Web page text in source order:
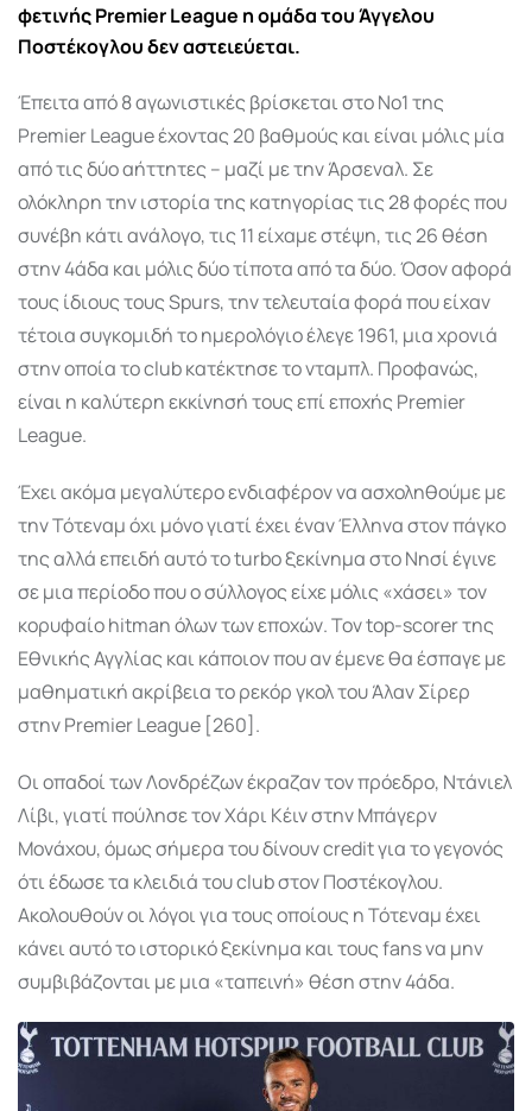
φετινής Premier League η ομάδα του Άγγελου
Ποστέκογλου δεν αστειεύεται.
Έπειτα από 8 αγωνιστικές βρίσκεται στο Νο1 της
Premier League έχοντας 20 βαθμούς και είναι μόλις μία
από τις δύο αήττητες – μαζί με την Άρσεναλ. Σε
ολόκληρη την ιστορία της κατηγορίας τις 28 φορές που
συνέβη κάτι ανάλογο, τις 11 είχαμε στέψη, τις 26 θέση
στην 4άδα και μόλις δύο τίποτα από τα δύο. Όσον αφορά
τους ίδιους τους Spurs, την τελευταία φορά που είχαν
τέτοια συγκομιδή το ημερολόγιο έλεγε 1961, μια χρονιά
στην οποία το club κατέκτησε το νταμπλ. Προφανώς,
είναι η καλύτερη εκκίνησή τους επί εποχής Premier
League.
Έχει ακόμα μεγαλύτερο ενδιαφέρον να ασχοληθούμε με
την Τότεναμ όχι μόνο γιατί έχει έναν Έλληνα στον πάγκο
της αλλά επειδή αυτό το turbo ξεκίνημα στο Νησί έγινε
σε μια περίοδο που ο σύλλογος είχε μόλις «χάσει» τον
κορυφαίο hitman όλων των εποχών. Τον top-scorer της
Εθνικής Αγγλίας και κάποιον που αν έμενε θα έσπαγε με
μαθηματική ακρίβεια το ρεκόρ γκολ του Άλαν Σίρερ
στην Premier League [260].
Οι οπαδοί των Λονδρέζων έκραζαν τον πρόεδρο, Ντάνιελ
Λίβι, γιατί πούλησε τον Χάρι Κέιν στην Μπάγερν
Μονάχου, όμως σήμερα του δίνουν credit για το γεγονός
ότι έδωσε τα κλειδιά του club στον Ποστέκογλου.
Ακολουθούν οι λόγοι για τους οποίους η Τότεναμ έχει
κάνει αυτό το ιστορικό ξεκίνημα και τους fans να μην
συμβιβάζονται με μια «ταπεινή» θέση στην 4άδα.